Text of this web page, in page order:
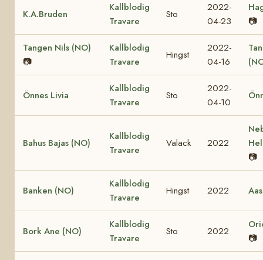
K.A.Bruden
Kallblodig
Travare
Sto
2022-
04-23
📷
Tangen Nils (NO)
📷
Kallblodig
Travare
Hingst
2022-
04-16
Önnes Livia
Kallblodig
Travare
Sto
2022-
04-10
Bahus Bajas (NO)
Kallblodig
Travare
Valack 2022
📷
Banken (NO)
Kallblodig
Travare
Hingst 2022
Bork Ane (NO)
Kallblodig
Travare
Sto 2022
📷